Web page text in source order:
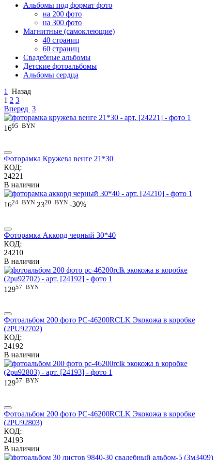
Альбомы под формат фото
на 200 фото
на 300 фото
Магнитные (самоклеющие)
40 страниц
60 страниц
Свадебные альбомы
Детские фотоальбомы
Альбомы сердца
1
Назад
1 2 3
Вперед 3
1695 BYN
Фоторамка Кружева венге 21*30
КОД:
24221
В наличии
1624 BYN 2320 BYN -30%
Фоторамка Аккорд черный 30*40
КОД:
24210
В наличии
12957 BYN
Фотоальбом 200 фото PС-46200RCLK Экокожа в коробке
(2PU92702)
КОД:
24192
В наличии
12957 BYN
Фотоальбом 200 фото PС-46200RCLK Экокожа в коробке
(2PU92803)
КОД:
24193
В наличии